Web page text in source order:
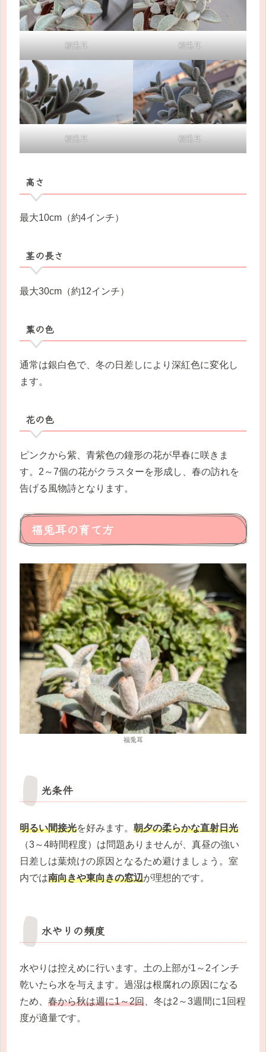
福兎耳 福兎耳
福兎耳 福兎耳
高さ
最大10cm（約4インチ）
茎の長さ
最大30cm（約12インチ）
葉の色
通常は銀白色で、冬の日差しにより深紅色に変化し
ます。
花の色
ピンクから紫、青紫色の鐘形の花が早春に咲きま
す。2～7個の花がクラスターを形成し、春の訪れを
告げる風物詩となります。
福兎耳の育て方
福兎耳
光条件
明るい間接光を好みます。 朝夕の柔らかな直射日光
（3～4時間程度）は問題ありませんが、真昼の強い
日差しは葉焼けの原因となるため避けましょう。室
内では南向きや東向きの窓辺が理想的です。
水やりの頻度
水やりは控えめに行います。土の上部が1～2インチ
乾いたら水を与えます。過湿は根腐れの原因になる
ため、 春から秋は週に1～2回 、冬は2～3週間に1回程
度が適量です。